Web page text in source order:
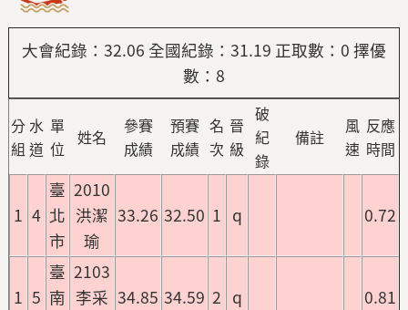
大會紀錄：32.06 全國紀錄：31.19 正取數：0 擇優
數：8
分
組
水
道
單
位
姓名
參賽
成績
預賽
成績
名
次
晉
級
破
紀
錄
備註
風
速
反應
時間
1 4
臺
北
市
2010
洪潔
瑜
33.26 32.50 1 q 0.72
1 5
臺
南
2103
李采 34.85 34.59 2 q 0.81